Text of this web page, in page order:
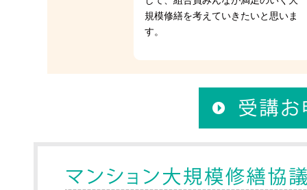
規模修繕を考えていきたいと思いま
す。